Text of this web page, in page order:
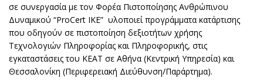
σε συνεργασία με τον Φορέα Πιστοποίησης Ανθρώπινου
Δυναμικού “ProCert IKE” υλοποιεί προγράμματα κατάρτισης
που οδηγούν σε πιστοποίηση δεξιοτήτων χρήσης
Τεχνολογιών Πληροφορίας και Πληροφορικής, στις
εγκαταστάσεις του ΚΕΑΤ σε Αθήνα (Κεντρική Υπηρεσία) και
Θεσσαλονίκη (Περιφερειακή Διεύθυνση/Παράρτημα).